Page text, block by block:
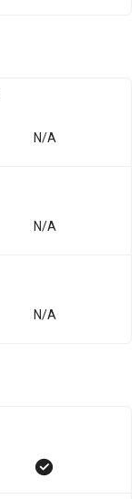
N/A
N/A
N/A